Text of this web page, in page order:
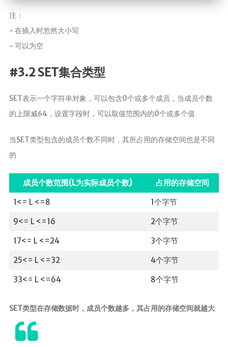
注：
- 在插入时忽然大小写
- 可以为空
#3.2 SET集合类型
SET表示一个字符串对象，可以包含0个或多个成员，当成员个数
的上限威64，设置字段时，可以取值范围内的0个或多个值
当SET类型包含的成员个数不同时，其所占用的存储空间也是不同
的
成员个数范围(L为实际成员个数)
占用的存储空间
1<= L <=8
1个字节
9<= L <=16
2个字节
17<= L <=24
3个字节
25<= L <=32
4个字节
33<= L <=64
8个字节
SET类型在存储数据时，成员个数越多，其占用的存储空间就越大